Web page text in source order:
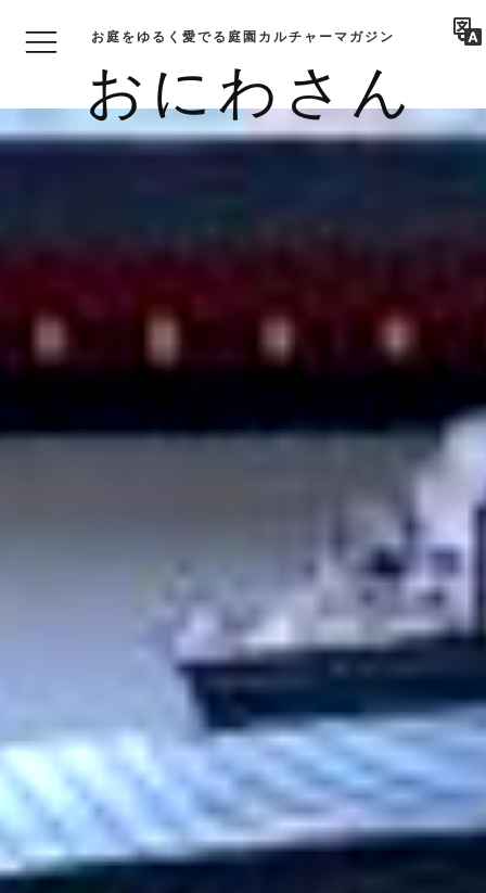
おにわさん
お庭をゆるく愛でる庭園カルチャーマガジン